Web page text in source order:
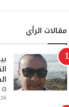
س
ب
ك
o
u
b
مقالات الرأي